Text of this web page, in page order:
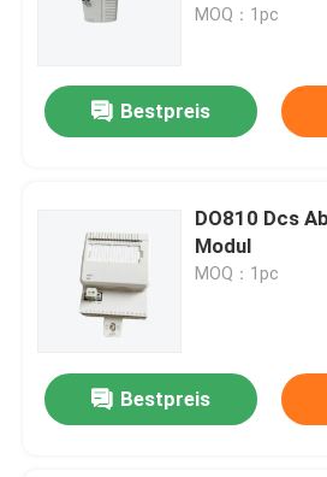
MOQ：1pc
Bestpreis
DO810 Dcs
Modul
MOQ：1pc
Bestpreis